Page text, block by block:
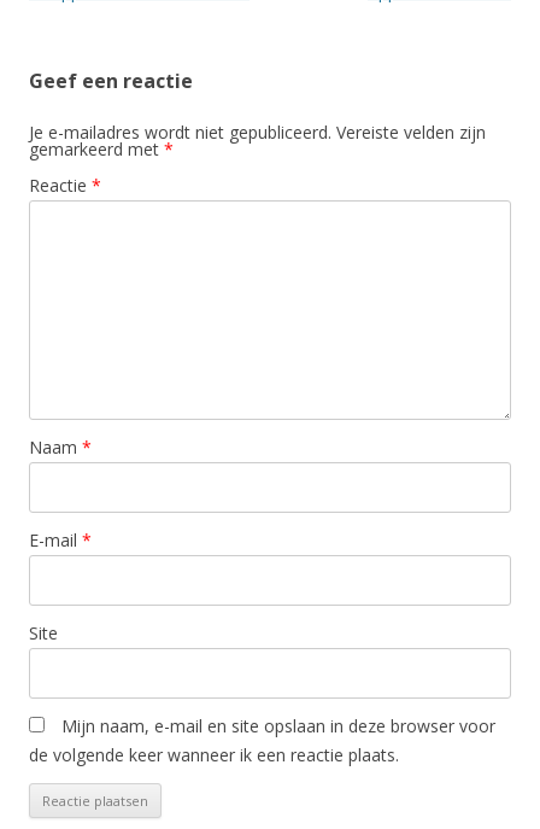
Geef een reactie
Je e-mailadres wordt niet gepubliceerd. Vereiste velden zijn
gemarkeerd met *
Reactie *
Naam *
E-mail *
Site
Mijn naam, e-mail en site opslaan in deze browser voor
de volgende keer wanneer ik een reactie plaats.